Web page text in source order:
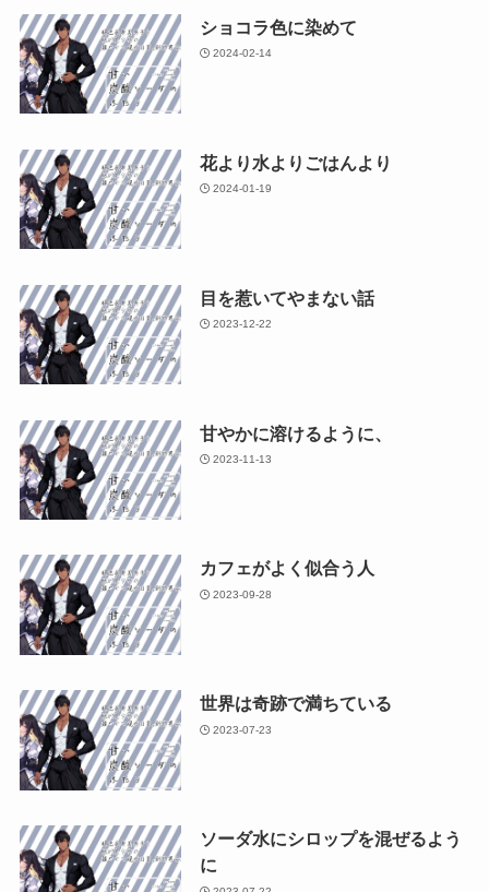
ショコラ色に染めて
2024-02-14
花より水よりごはんより
2024-01-19
目を惹いてやまない話
2023-12-22
甘やかに溶けるように、
2023-11-13
カフェがよく似合う人
2023-09-28
世界は奇跡で満ちている
2023-07-23
ソーダ水にシロップを混ぜるよう
に